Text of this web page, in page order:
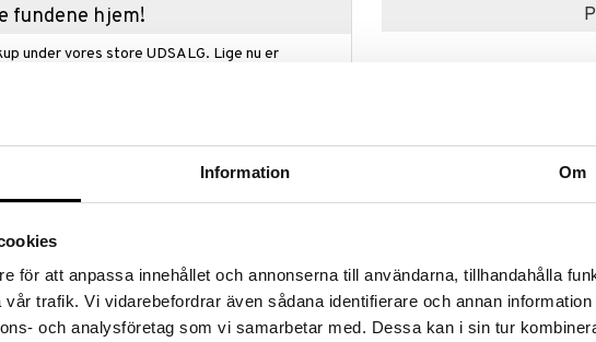
Information Om
för att anpassa innehållet och annonserna till användarna, tillhandahålla
trafik. Vi vidarebefordrar även sådana identifierare och annan information
och analysföretag som vi samarbetar med. Dessa kan i sin tur
fundene hjem!
under vores store UDSALG. Lige nu er
kan hurtigt blive udsolgt!
»
af højeste kvalitet fra Geo.
broccolispirer mange vitaminer og organiske
De har en sød smag og en smuk rødrosa farve.
BIOFOOD
49 kr.